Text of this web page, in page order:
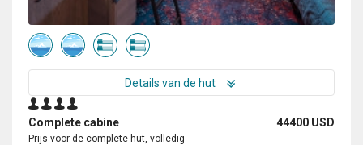
Details van de hut
Complete cabine 44400 USD
Prijs voor de complete hut, volledig